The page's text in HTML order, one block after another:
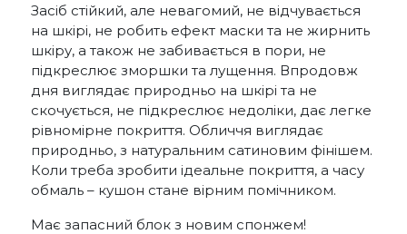
Засіб стійкий, але невагомий, не відчувається
на шкірі, не робить ефект маски та не жирнить
шкіру, а також не забивається в пори, не
підкреслює зморшки та лущення. Впродовж
дня виглядає природньо на шкірі та не
скочується, не підкреслює недоліки, дає легке
рівномірне покриття. Обличчя виглядає
природньо, з натуральним сатиновим фінішем.
Коли треба зробити ідеальне покриття, а часу
обмаль – кушон стане вірним помічником.
Має запасний блок з новим спонжем!